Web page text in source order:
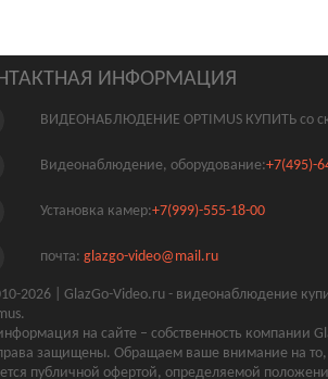
ИНФОРМАЦИЯ
ВИДЕОНАБЛЮДЕНИЕ OPTIMUS КУПИТЬ со
Видеонаблюдение, оборудование:+7(495)-
Установка камер:+7(999)-555-18-00
почта: glazgo-video@mail.ru
2026 | GlazGo-Video.ru - видеонаблюдение
на сайте – собственность компании
защищены. Обращаем ваше внимание на
публичной офертой, определяемой